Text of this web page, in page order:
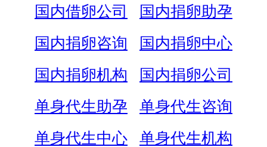
国内借卵公司
国内捐卵助孕
国内捐卵咨询
国内捐卵中心
国内捐卵机构
国内捐卵公司
单身代生助孕
单身代生咨询
单身代生中心
单身代生机构